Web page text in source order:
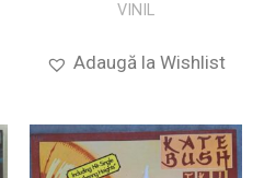
VINIL
Adaugă la Wishlist